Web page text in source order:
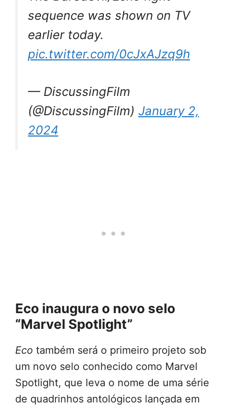
sequence was shown on TV
earlier today.
pic.twitter.com/0cJxAJzq9h
— DiscussingFilm
(@DiscussingFilm) January 2,
2024
Eco inaugura o novo selo
“Marvel Spotlight”
Eco também será o primeiro projeto sob
um novo selo conhecido como Marvel
Spotlight, que leva o nome de uma série
de quadrinhos antológicos lançada em